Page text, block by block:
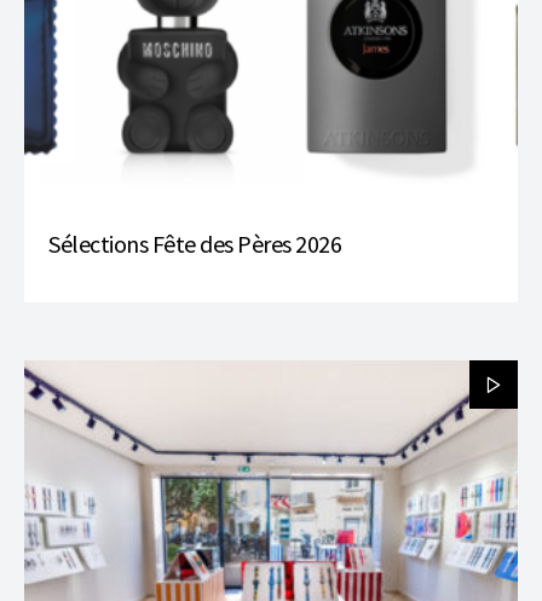
Sélections Fête des Pères 2026